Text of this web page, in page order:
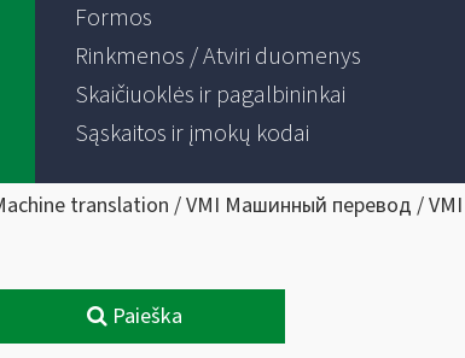
Formos
Rinkmenos / Atviri duomenys
Skaičiuoklės ir pagalbininkai
Sąskaitos ir įmokų kodai
translation / VMI Машинный перевод /
Paieška